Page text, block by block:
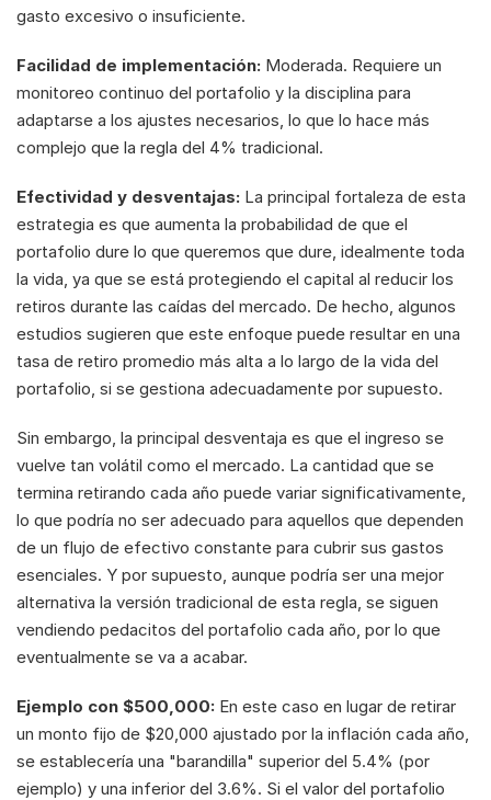
gasto excesivo o insuficiente.
Facilidad de implementación: Moderada. Requiere un
monitoreo continuo del portafolio y la disciplina para
adaptarse a los ajustes necesarios, lo que lo hace más
complejo que la regla del 4% tradicional.
Efectividad y desventajas: La principal fortaleza de esta
estrategia es que aumenta la probabilidad de que el
portafolio dure lo que queremos que dure, idealmente toda
la vida, ya que se está protegiendo el capital al reducir los
retiros durante las caídas del mercado. De hecho, algunos
estudios sugieren que este enfoque puede resultar en una
tasa de retiro promedio más alta a lo largo de la vida del
portafolio, si se gestiona adecuadamente por supuesto.
Sin embargo, la principal desventaja es que el ingreso se
vuelve tan volátil como el mercado. La cantidad que se
termina retirando cada año puede variar significativamente,
lo que podría no ser adecuado para aquellos que dependen
de un flujo de efectivo constante para cubrir sus gastos
esenciales. Y por supuesto, aunque podría ser una mejor
alternativa la versión tradicional de esta regla, se siguen
vendiendo pedacitos del portafolio cada año, por lo que
eventualmente se va a acabar.
Ejemplo con $500,000: En este caso en lugar de retirar
un monto fijo de $20,000 ajustado por la inflación cada año,
se establecería una "barandilla" superior del 5.4% (por
ejemplo) y una inferior del 3.6%. Si el valor del portafolio